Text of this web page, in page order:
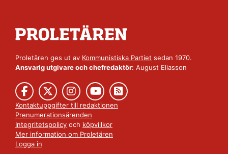
Proletären ges ut av Kommunistiska Partiet sedan 1970.
Ansvarig utgivare och chefredaktör: August Eliasson
Kontaktuppgifter till redaktionen
Prenumerationsärenden
Integritetspolicy och köpvillkor
Mer information om Proletären
Logga in